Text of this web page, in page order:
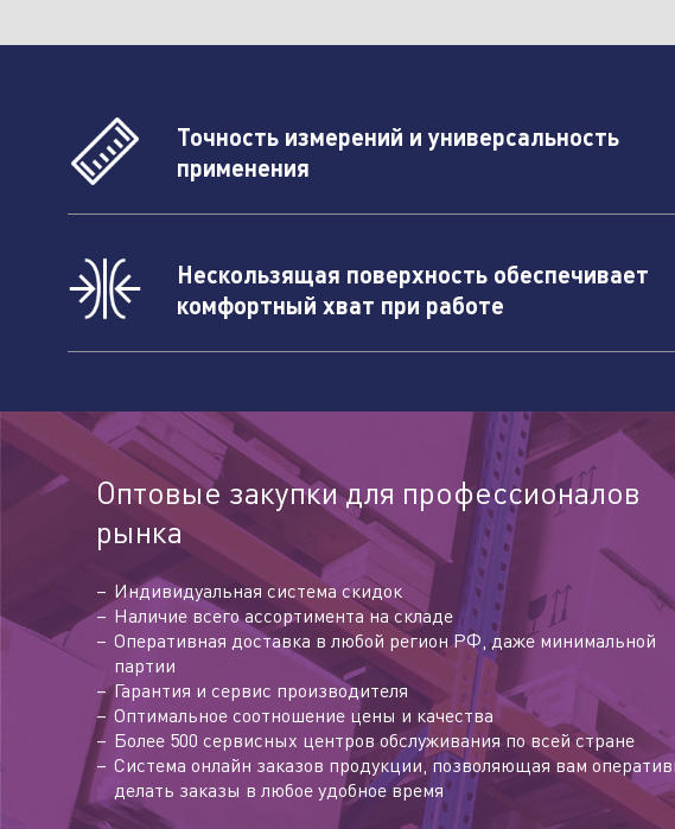
Нажимая кнопку
Точность измерений и универсальность
применения
Нескользящая поверхность обеспечивает
комфортный хват при работе
Оптовые закупки для профессионалов
рынка
Индивидуальная система скидок
Наличие всего ассортимента на складе
Оперативная доставка в любой регион РФ, даже минимальной
партии
Гарантия и сервис производителя
Оптимальное соотношение цены и качества
Более 500 сервисных центров обслуживания по всей стране
Система онлайн заказов продукции, позволяющая вам
делать заказы в любое удобное время